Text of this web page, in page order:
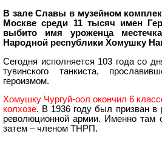
В зале Славы в музейном
Москве среди 11 тысяч имен
выбито имя уроженца
Народной республики Хомушку
Сегодня исполняется 103 года со
тувинского танкиста,
героизмом.
Хомушку Чургуй-оол окончил 6
колхозе. В 1936 году был призван в
революционной армии. Именно там
затем – членом ТНРП.